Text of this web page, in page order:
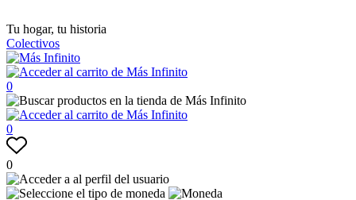
Tu hogar, tu historia
Colectivos
0
0
0